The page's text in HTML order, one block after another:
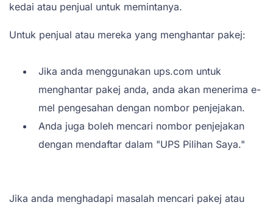
kedai atau penjual untuk memintanya.
Untuk penjual atau mereka yang menghantar pakej:
Jika anda menggunakan ups.com untuk
menghantar pakej anda, anda akan menerima e-
mel pengesahan dengan nombor penjejakan.
Anda juga boleh mencari nombor penjejakan
dengan mendaftar dalam "UPS Pilihan Saya."
Jika anda menghadapi masalah mencari pakej atau